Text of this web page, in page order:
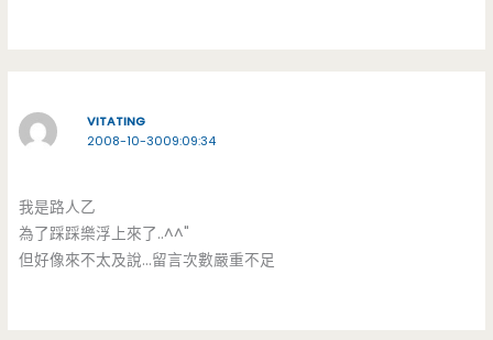
VITATING
2008-10-3009:09:34
我是路人乙
為了踩踩樂浮上來了..^^"
但好像來不太及說…留言次數嚴重不足